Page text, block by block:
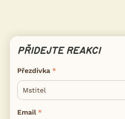
PŘIDEJTE REAKCI
Přezdívka
Email